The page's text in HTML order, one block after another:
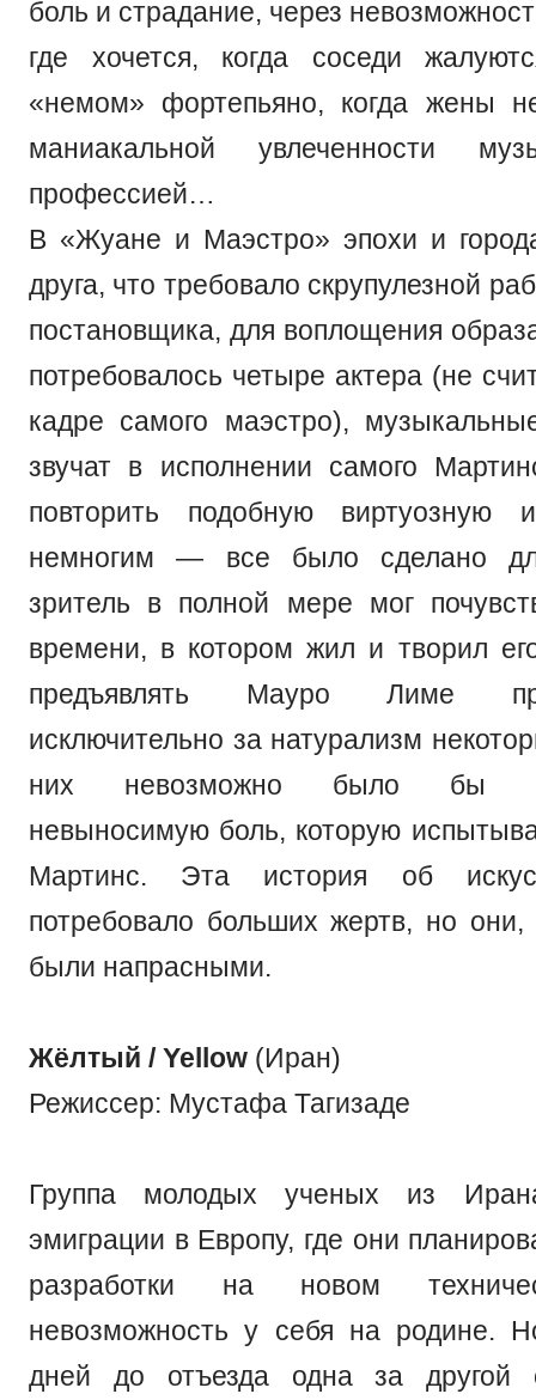
боль и страдание, через
где хочется, когда соседи
«немом» фортепьяно, когда жены
маниакальной увлеченности
профессией…
В «Жуане и Маэстро» эпохи и
друга, что требовало скрупулезной
постановщика, для воплощения
потребовалось четыре актера (не
кадре самого маэстро),
звучат в исполнении самого
повторить подобную виртуозную
немногим — все было сделано
зритель в полной мере мог
времени, в котором жил и творил
предъявлять Мауро Лиме
исключительно за натурализм
них невозможно было бы
невыносимую боль, которую
Мартинс. Эта история об
потребовало больших жертв, но
были напрасными.
Жёлтый / Yellow (Иран)
Режиссер: Мустафа Тагизаде
Группа молодых ученых из
эмиграции в Европу, где они
разработки на новом
невозможность у себя на родине.
дней до отъезда одна за другой